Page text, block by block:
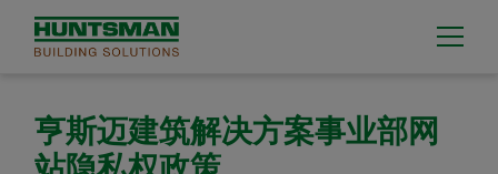
亨斯迈建筑解决方案事业部网